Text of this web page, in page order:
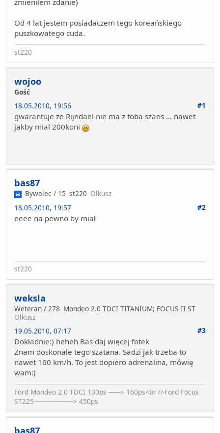
zmieniłem zdanie)
Od 4 lat jestem posiadaczem tego koreańskiego
puszkowatego cuda.
st220
wojoo
Gość
18.05.2010, 19:56
#1
gwarantuje ze Rijndael nie ma z toba szans ... nawet
jakby mial 200koni
bas87
Bywalec / 15 st220 Olkusz
18.05.2010, 19:57
#2
eeee na pewno by miał
st220
weksla
Weteran / 278 Mondeo 2.0 TDCI TITANIUM; FOCUS II ST
Olkusz
19.05.2010, 07:17
#3
Dokładnie:) heheh Bas daj więcej fotek
Znam doskonale tego szatana. Sadzi jak trzeba to
nawet 160 km/h. To jest dopiero adrenalina, mówię
wam:)
Ford Mondeo 2.0 TDCI 130ps ------> 160ps<br />Ford Focus
ST225--------------------> 450ps
bas87